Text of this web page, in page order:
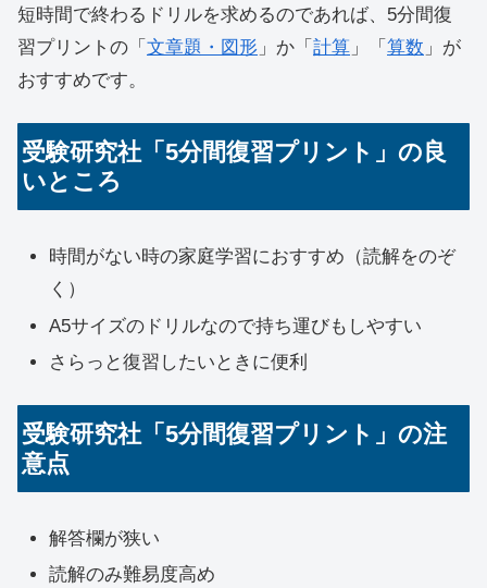
短時間で終わるドリルを求めるのであれば、5分間復
習プリントの「 文章題・図形 」か「 計算 」「 算数 」が
おすすめです。
受験研究社「5分間復習プリント」の良
いところ
時間がない時の家庭学習におすすめ（読解をのぞ
く）
A5サイズのドリルなので持ち運びもしやすい
さらっと復習したいときに便利
受験研究社「5分間復習プリント」の注
意点
解答欄が狭い
読解のみ難易度高め